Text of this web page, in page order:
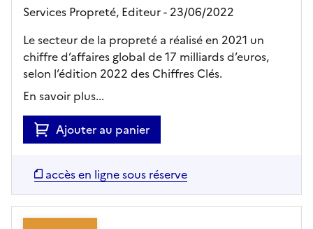
Services Propreté, Editeur- 23/06/2022
Le secteur de la propreté a réalisé en 2021 un
chiffre d’affaires global de 17 milliards d’euros,
selon l’édition 2022 des Chiffres Clés.
En savoir plus...
Ajouter au panier
accès en ligne sous réserve